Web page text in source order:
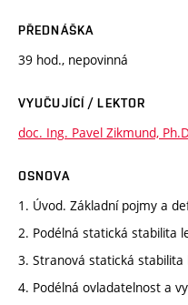
PŘEDNÁŠKA
39 hod., nepovinná
VYUČUJÍCÍ / LEKTOR
doc. Ing. Pavel Zikmund,
OSNOVA
1. Úvod. Základní pojmy a
2. Podélná statická stabilita
3. Stranová statická stabilita
4. Podélná ovladatelnost a